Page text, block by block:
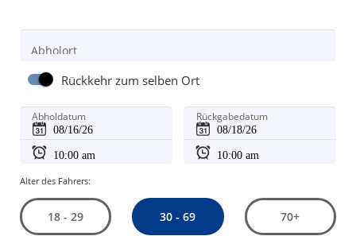
Abholort
Rückkehr zum selben Ort
Abholdatum Rückgabedatum
Alter des Fahrers:
18 - 29 30 - 69 70+